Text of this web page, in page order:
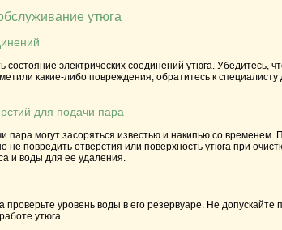
утюга
состояние электрических соединений утюга. Убедитесь,
какие-либо повреждения, обратитесь к специалисту
для подачи пара
пара могут засоряться известью и накипью со
не повредить отверстия или поверхность утюга при
и воды для ее удаления.
уровень воды в его резервуаре. Не допускайте
утюга.